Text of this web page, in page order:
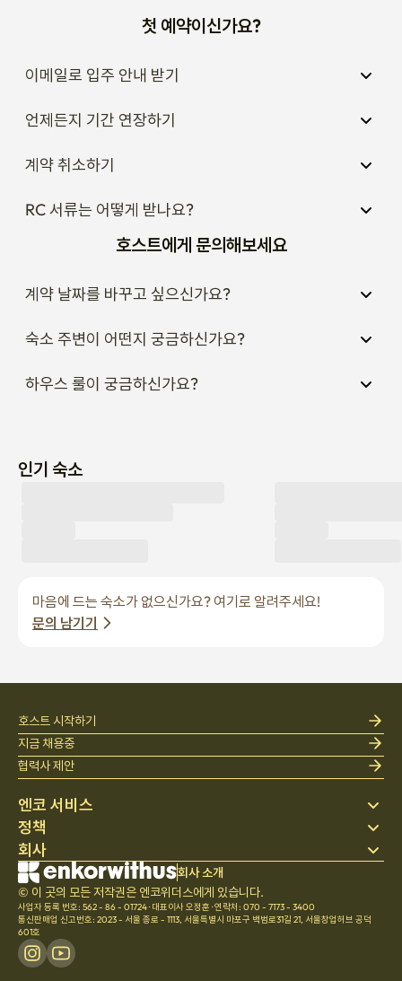
첫 예약이신가요?
이메일로 입주 안내 받기
언제든지 기간 연장하기
계약 취소하기
RC 서류는 어떻게 받나요?
호스트에게 문의해보세요
계약 날짜를 바꾸고 싶으신가요?
숙소 주변이 어떤지 궁금하신가요?
하우스 룰이 궁금하신가요?
인기 숙소
마음에 드는 숙소가 없으신가요? 여기로 알려주세요!
문의 남기기
엔코 서비스
스테이 찾기
베딩
블로그
헬프 센터
정책
개인정보 처리방침
이용약관
취소 및 환불정책
회사
회사 소개
채용
팀문화
호스트 시작하기
지금 채용중
협력사 제안
회사 소개
© 이 곳의 모든 저작권은 엔코위더스에게 있습니다.
사업자 등록 번호: 562 - 86 - 01724·대표이사 오정훈 ·연락처: 070 - 7173 - 3400
통신판매업 신고번호: 2023 - 서울 종로 - 1113, 서울특별시 마포구 백범로31길 21, 서울창업허브 공덕
601호